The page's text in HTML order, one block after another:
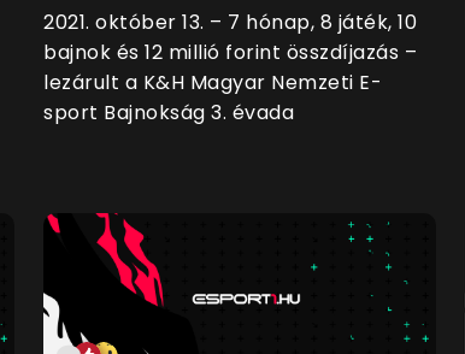
2021. október 13. – 7 hónap, 8 játék, 10
bajnok és 12 millió forint összdíjazás –
lezárult a K&H Magyar Nemzeti E-
sport Bajnokság 3. évada